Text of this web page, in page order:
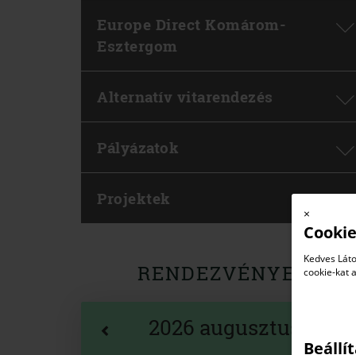
×
Kedves
cookie-kat
Europe Direct Komárom-
Esztergom
Alternatív vitarendezés
Pályázatok
Projektek
RENDEZVÉNYEK
2026 augusztus